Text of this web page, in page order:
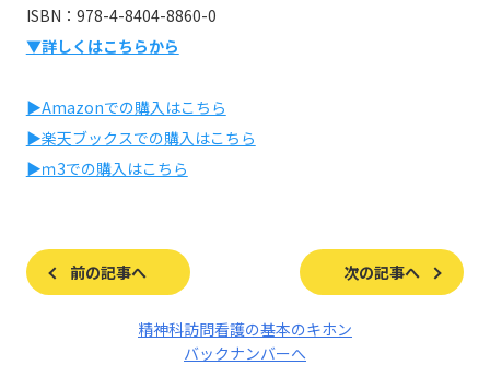
ISBN：978-4-8404-8860-0
▼詳しくはこちらから
▶Amazonでの購入はこちら
▶楽天ブックスでの購入はこちら
▶ｍ3での購入はこちら
前の記事へ 次の記事へ
精神科訪問看護の基本のキホン
バックナンバーへ